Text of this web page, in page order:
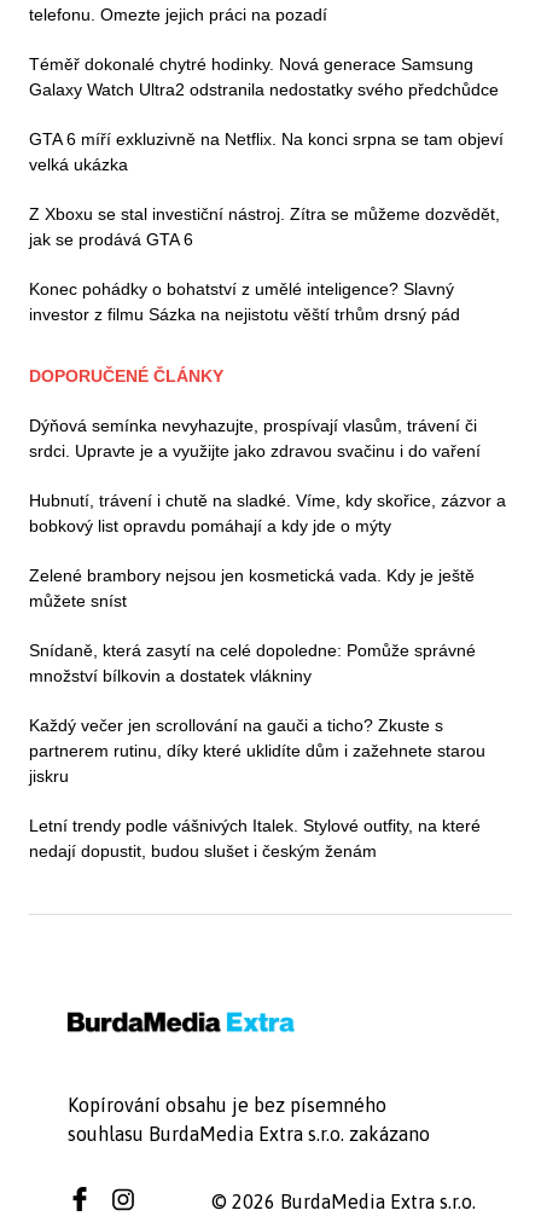
telefonu. Omezte jejich práci na pozadí
Téměř dokonalé chytré hodinky. Nová generace Samsung
Galaxy Watch Ultra2 odstranila nedostatky svého předchůdce
GTA 6 míří exkluzivně na Netflix. Na konci srpna se tam objeví
velká ukázka
Z Xboxu se stal investiční nástroj. Zítra se můžeme dozvědět,
jak se prodává GTA 6
Konec pohádky o bohatství z umělé inteligence? Slavný
investor z filmu Sázka na nejistotu věští trhům drsný pád
DOPORUČENÉ ČLÁNKY
Dýňová semínka nevyhazujte, prospívají vlasům, trávení či
srdci. Upravte je a využijte jako zdravou svačinu i do vaření
Hubnutí, trávení i chutě na sladké. Víme, kdy skořice, zázvor a
bobkový list opravdu pomáhají a kdy jde o mýty
Zelené brambory nejsou jen kosmetická vada. Kdy je ještě
můžete sníst
Snídaně, která zasytí na celé dopoledne: Pomůže správné
množství bílkovin a dostatek vlákniny
Každý večer jen scrollování na gauči a ticho? Zkuste s
partnerem rutinu, díky které uklidíte dům i zažehnete starou
jiskru
Letní trendy podle vášnivých Italek. Stylové outfity, na které
nedají dopustit, budou slušet i českým ženám
Kopírování obsahu je bez písemného
souhlasu BurdaMedia Extra s.r.o. zakázano
© 2026 BurdaMedia Extra s.r.o.